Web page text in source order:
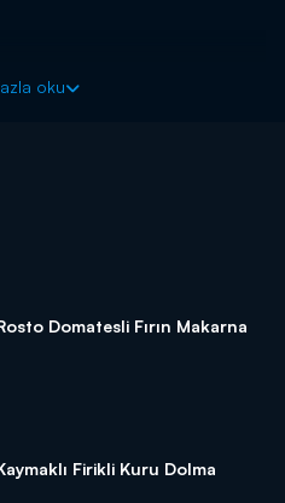
oku
Domatesli Fırın Makarna
Firikli Kuru Dolma